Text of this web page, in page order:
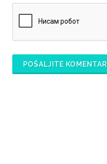
POŠALJITE KOMENTAR